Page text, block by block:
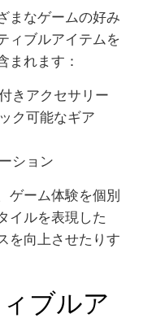
まなゲームの好み
ィブルアイテムを
まれます：
きアクセサリー
ク可能なギア
ション
ゲーム体験を個別
イルを表現した
を向上させたりす
ブルア